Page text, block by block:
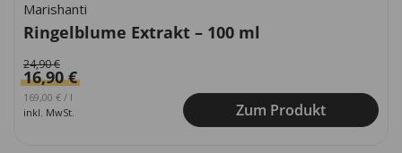
Marishanti
Ringelblume Extrakt – 100 ml
24,90€
16,90€
Ursprünglicher Preis war: 249,00 €
169,00 €Aktueller Preis ist: 169,00 €.
/ l
inkl. MwSt.
Zum Produkt